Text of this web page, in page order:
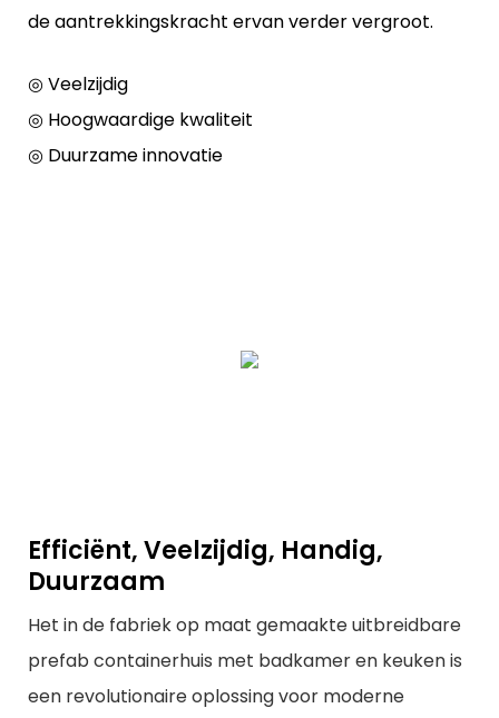
de aantrekkingskracht ervan verder vergroot.
◎ Veelzijdig
◎ Hoogwaardige kwaliteit
◎ Duurzame innovatie
Efficiënt, Veelzijdig, Handig,
Duurzaam
Het in de fabriek op maat gemaakte uitbreidbare
prefab containerhuis met badkamer en keuken is
een revolutionaire oplossing voor moderne